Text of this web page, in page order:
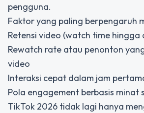
pengguna.
Faktor yang paling berpengaruh
Retensi video (watch time hingga
Rewatch rate atau penonton
video
Interaksi cepat dalam jam
Pola engagement berbasis minat
TikTok 2026 tidak lagi hanya